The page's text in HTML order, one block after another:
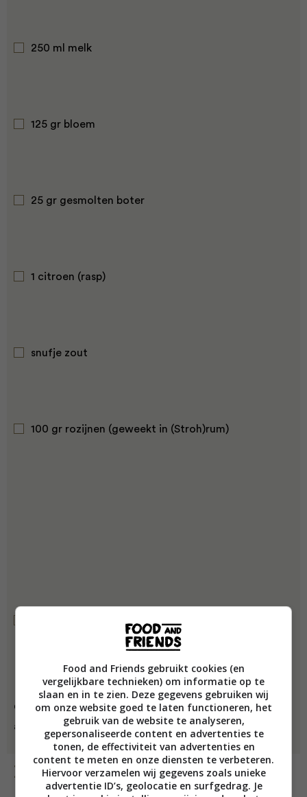
250 ml melk
125 gr bloem
25 gr gesmolten boter
1 citroen (rasp)
snufje zout
100 gr rozijnen (geweekt in (Stroh)rum)
Ook nodig: extra boter, poedersuiker, pruimen- of
appelcompote
Bereiding
Food and Friends gebruikt cookies (en
vergelijkbare technieken) om informatie op te
slaan en in te zien. Deze gegevens gebruiken wij
om onze website goed te laten functioneren, het
gebruik van de website te analyseren,
gepersonaliseerde content en advertenties te
tonen, de effectiviteit van advertenties en
content te meten en onze diensten te verbeteren.
Hiervoor verzamelen wij gegevens zoals unieke
advertentie ID’s, geolocatie en surfgedrag. Je